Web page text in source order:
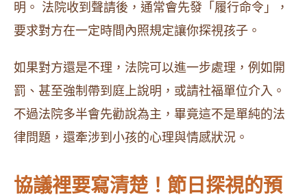
明。 法院收到聲請後，通常會先發「履行命令」，
要求對方在一定時間內照規定讓你探視孩子。
如果對方還是不理，法院可以進一步處理，例如開
罰、甚至強制帶到庭上說明，或請社福單位介入。
不過法院多半會先勸說為主，畢竟這不是單純的法
律問題，還牽涉到小孩的心理與情感狀況。
協議裡要寫清楚！節日探視的預